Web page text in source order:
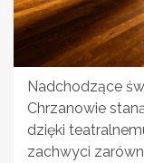
Nadchodzące
Chrzanowie
dzięki
zachwyci